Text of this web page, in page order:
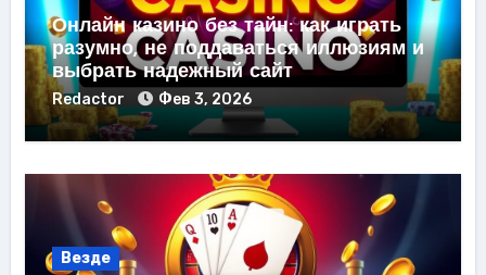
Онлайн казино без тайн: как играть
разумно, не поддаваться иллюзиям и
выбрать надежный сайт
Redactor Фев 3, 2026
Везде